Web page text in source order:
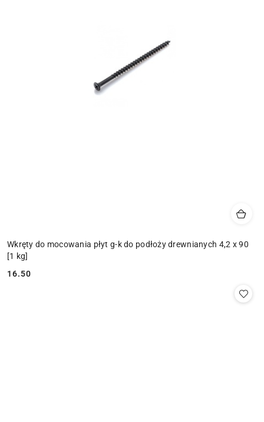
Wkręty do mocowania płyt g-k do podłoży drewnianych 4,2 x 90
[1 kg]
Cena:
16.50